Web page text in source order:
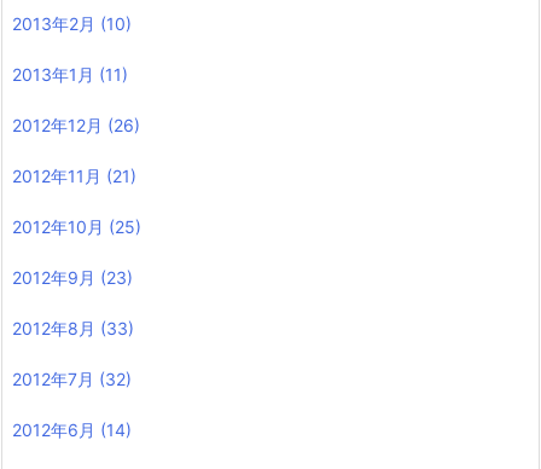
2013年2月 (10)
2013年1月 (11)
2012年12月 (26)
2012年11月 (21)
2012年10月 (25)
2012年9月 (23)
2012年8月 (33)
2012年7月 (32)
2012年6月 (14)